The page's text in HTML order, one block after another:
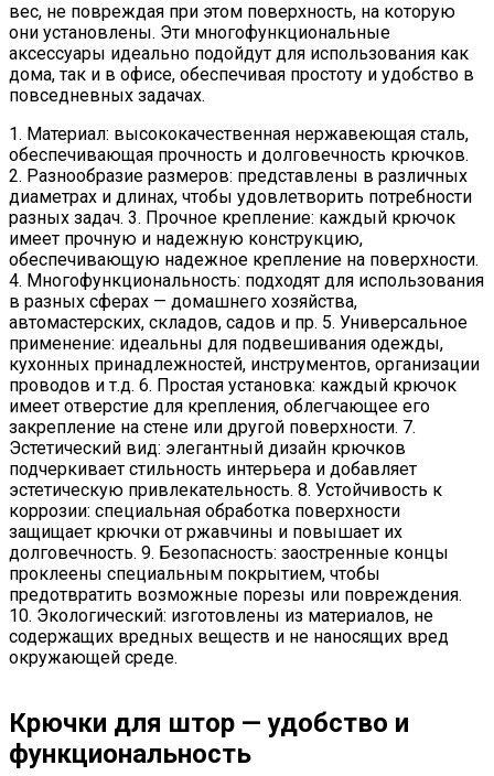
вес, не повреждая при этом поверхность, на которую
они установлены. Эти многофункциональные
аксессуары идеально подойдут для использования как
дома, так и в офисе, обеспечивая простоту и удобство в
повседневных задачах.
1. Материал: высококачественная нержавеющая сталь,
обеспечивающая прочность и долговечность крючков.
2. Разнообразие размеров: представлены в различных
диаметрах и длинах, чтобы удовлетворить потребности
разных задач. 3. Прочное крепление: каждый крючок
имеет прочную и надежную конструкцию,
обеспечивающую надежное крепление на поверхности.
4. Многофункциональность: подходят для использования
в разных сферах — домашнего хозяйства,
автомастерских, складов, садов и пр. 5. Универсальное
применение: идеальны для подвешивания одежды,
кухонных принадлежностей, инструментов, организации
проводов и т.д. 6. Простая установка: каждый крючок
имеет отверстие для крепления, облегчающее его
закрепление на стене или другой поверхности. 7.
Эстетический вид: элегантный дизайн крючков
подчеркивает стильность интерьера и добавляет
эстетическую привлекательность. 8. Устойчивость к
коррозии: специальная обработка поверхности
защищает крючки от ржавчины и повышает их
долговечность. 9. Безопасность: заостренные концы
проклеены специальным покрытием, чтобы
предотвратить возможные порезы или повреждения.
10. Экологический: изготовлены из материалов, не
содержащих вредных веществ и не наносящих вред
окружающей среде.
Крючки для штор — удобство и
функциональность